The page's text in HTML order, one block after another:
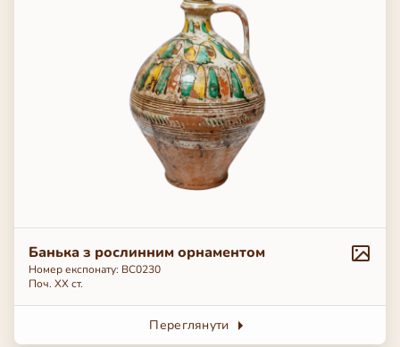
Банька з рослинним орнаментом
Номер експонату: ВС0230
Поч. ХХ ст.
Переглянути